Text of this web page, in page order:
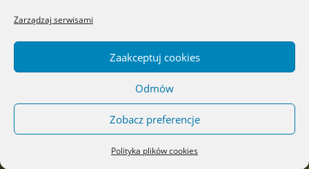
Zarządzaj serwisami
Zaakceptuj cookies
Odmów
Zobacz preferencje
Polityka plików cookies
czerwiec 2025
maj 2025
kwiecień 2025
luty 2025
styczeń 2025